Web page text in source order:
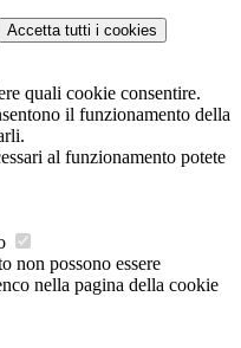
Accetta tutti i cookies
quali cookie consentire.
il funzionamento della
al funzionamento potete
non possono essere
nella pagina della cookie